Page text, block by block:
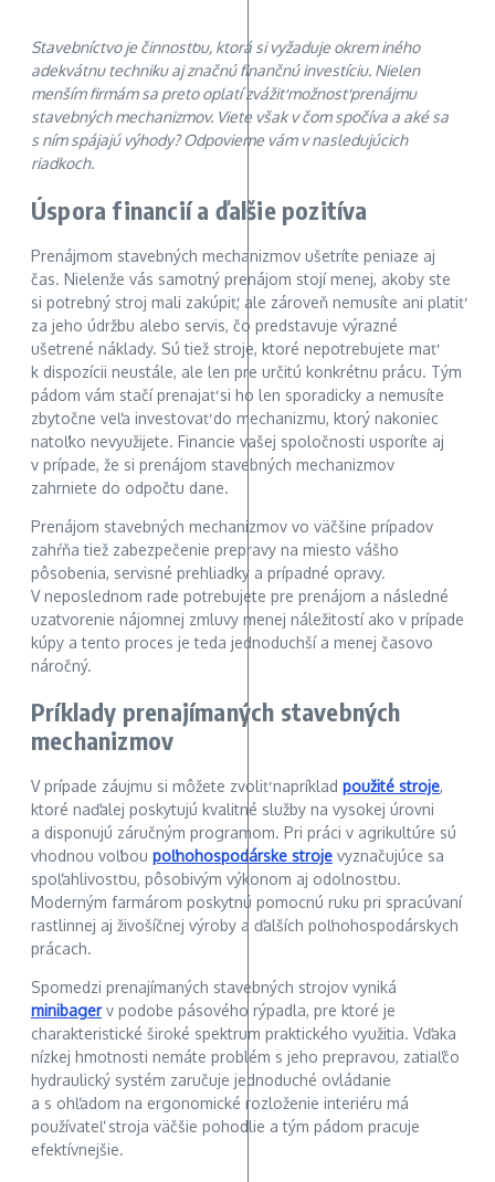
Stavebníctvo je činnosťou, ktorá si vyžaduje okrem iného
adekvátnu techniku aj značnú finančnú investíciu. Nielen
menším firmám sa preto oplatí zvážiť možnosť prenájmu
stavebných mechanizmov. Viete však v čom spočíva a aké sa
s ním spájajú výhody? Odpovieme vám v nasledujúcich
riadkoch.
Úspora financií a ďalšie pozitíva
Prenájmom stavebných mechanizmov ušetríte peniaze aj
čas. Nielenže vás samotný prenájom stojí menej, akoby ste
si potrebný stroj mali zakúpiť, ale zároveň nemusíte ani platiť
za jeho údržbu alebo servis, čo predstavuje výrazné
ušetrené náklady. Sú tiež stroje, ktoré nepotrebujete mať
k dispozícii neustále, ale len pre určitú konkrétnu prácu. Tým
pádom vám stačí prenajať si ho len sporadicky a nemusíte
zbytočne veľa investovať do mechanizmu, ktorý nakoniec
natoľko nevyužijete. Financie vašej spoločnosti usporíte aj
v prípade, že si prenájom stavebných mechanizmov
zahrniete do odpočtu dane.
Prenájom stavebných mechanizmov vo väčšine prípadov
zahŕňa tiež zabezpečenie prepravy na miesto vášho
pôsobenia, servisné prehliadky a prípadné opravy.
V neposlednom rade potrebujete pre prenájom a následné
uzatvorenie nájomnej zmluvy menej náležitostí ako v prípade
kúpy a tento proces je teda jednoduchší a menej časovo
náročný.
Príklady prenajímaných stavebných
mechanizmov
V prípade záujmu si môžete zvoliť napríklad použité stroje,
ktoré naďalej poskytujú kvalitné služby na vysokej úrovni
a disponujú záručným programom. Pri práci v agrikultúre sú
vhodnou voľbou poľnohospodárske stroje vyznačujúce sa
spoľahlivosťou, pôsobivým výkonom aj odolnosťou.
Moderným farmárom poskytnú pomocnú ruku pri spracúvaní
rastlinnej aj živošíčnej výroby a ďalších poľnohospodárskych
prácach.
Spomedzi prenajímaných stavebných strojov vyniká
minibagerv podobe pásového rýpadla, pre ktoré je
charakteristické široké spektrum praktického využitia. Vďaka
nízkej hmotnosti nemáte problém s jeho prepravou, zatiaľčo
hydraulický systém zaručuje jednoduché ovládanie
a s ohľadom na ergonomické rozloženie interiéru má
používateľ stroja väčšie pohodlie a tým pádom pracuje
efektívnejšie.